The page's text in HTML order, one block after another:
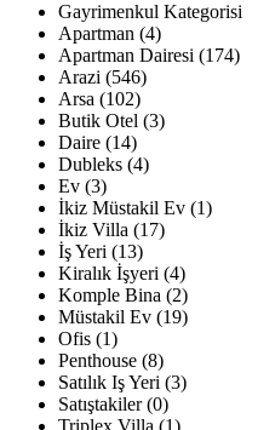
Gayrimenkul Kategorisi
Apartman (4)
Apartman Dairesi (174)
Arazi (546)
Arsa (102)
Butik Otel (3)
Daire (14)
Dubleks (4)
Ev (3)
İkiz Müstakil Ev (1)
İkiz Villa (17)
İş Yeri (13)
Kiralık İşyeri (4)
Komple Bina (2)
Müstakil Ev (19)
Ofis (1)
Penthouse (8)
Satılık Iş Yeri (3)
Satıştakiler (0)